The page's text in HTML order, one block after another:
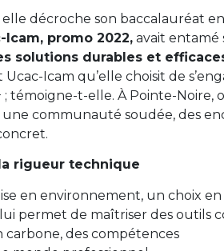
décroche son baccalauréat en
Icam, promo 2022, avait entamé
solutions durables et
Ucac-Icam qu’elle choisit de
; témoigne-t-elle. À Pointe-Noire,
communauté soudée, des
rigueur technique
en environnement, un choix
permet de maîtriser des outils
des compétences